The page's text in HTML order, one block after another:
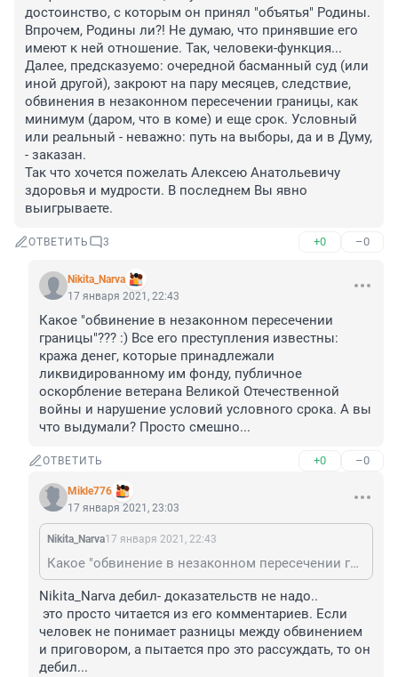
достоинство, с которым он принял "объятья" Родины.
Впрочем, Родины ли?! Не думаю, что принявшие его
имеют к ней отношение. Так, человеки-функция...
Далее, предсказуемо: очередной басманный суд (или
иной другой), закроют на пару месяцев, следствие,
обвинения в незаконном пересечении границы, как
минимум (даром, что в коме) и еще срок. Условный
или реальный - неважно: путь на выборы, да и в Думу,
- заказан.
Так что хочется пожелать Алексею Анатольевичу
здоровья и мудрости. В последнем Вы явно
выигрываете.
ОТВЕТИТЬ 3 +0 –0
Nikita_Narva
17 января 2021, 22:43
Какое "обвинение в незаконном пересечении
границы"??? :) Все его преступления известны:
кража денег, которые принадлежали
ликвидированному им фонду, публичное
оскорбление ветерана Великой Отечественной
войны и нарушение условий условного срока. А вы
что выдумали? Просто смешно...
ОТВЕТИТЬ +0 –0
Mikle776
17 января 2021, 23:03
Nikita_Narva17 января 2021, 22:43
Какое "обвинение в незаконном пересечении границы"??? :) Все его преступления известны: кража денег, которые принадлежали ликвидированному им фонду, публичное оскорбление ветерана Великой Отечественной войны и нарушение условий условного срока. А вы что выдумали? Просто смешно...
Nikita_Narva дебил- доказательств не надо..
это просто читается из его комментариев. Если
человек не понимает разницы между обвинением
и приговором, а пытается про это рассуждать, то он
дебил...